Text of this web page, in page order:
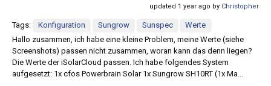
updated 1 year ago by Christopher
Tags: Konfiguration Sungrow Sunspec
Werte
Hallo zusammen, ich habe eine kleine Problem, meine Werte (siehe
Screenshots) passen nicht zusammen, woran kann das denn liegen?
Die Werte der iSolarCloud passen. Ich habe folgendes System
aufgesetzt: 1x cfos Powerbrain Solar 1x Sungrow SH10RT (1x Ma...